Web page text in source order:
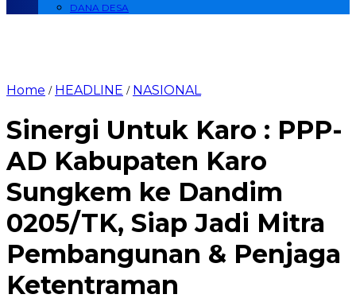
DANA DESA
Home / HEADLINE / NASIONAL
Sinergi Untuk Karo : PPP-
AD Kabupaten Karo
Sungkem ke Dandim
0205/TK, Siap Jadi Mitra
Pembangunan & Penjaga
Ketentraman